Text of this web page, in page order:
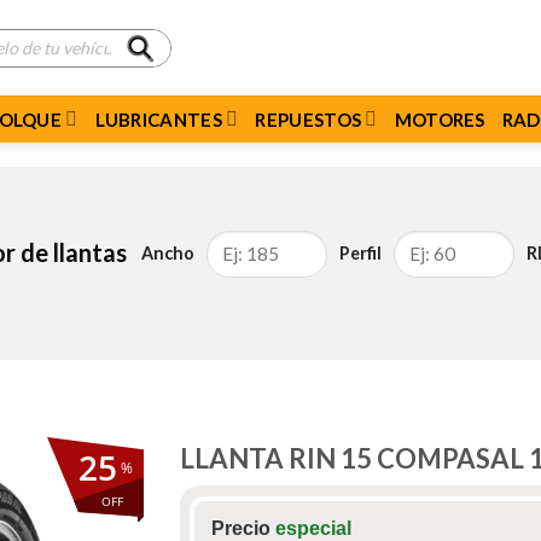
LUBRICANTES REPUESTOS MOTORES
de llantas Ancho Perfil
%
OFF
25 LLANTA RIN 15 COMPASAL
Precio especial